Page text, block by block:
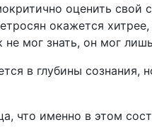
оценить свой
окажется
мог знать, он мог лишь
в глубины сознания,
что именно в этом